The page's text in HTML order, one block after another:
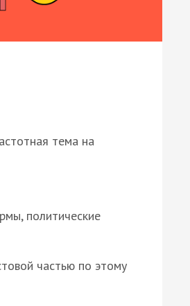
тема на
политические
частью по этому